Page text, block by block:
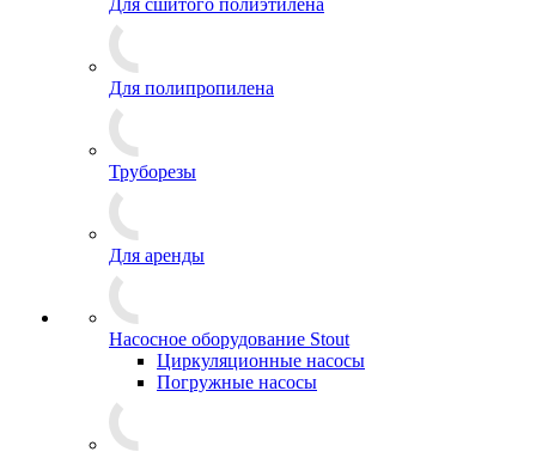
Для сшитого полиэтилена
Для полипропилена
Труборезы
Для аренды
Насосное оборудование Stout
Циркуляционные насосы
Погружные насосы